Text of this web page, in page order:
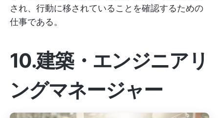
され、行動に移されていることを確認するための
仕事である。
10.建築・エンジニアリ
ングマネージャー